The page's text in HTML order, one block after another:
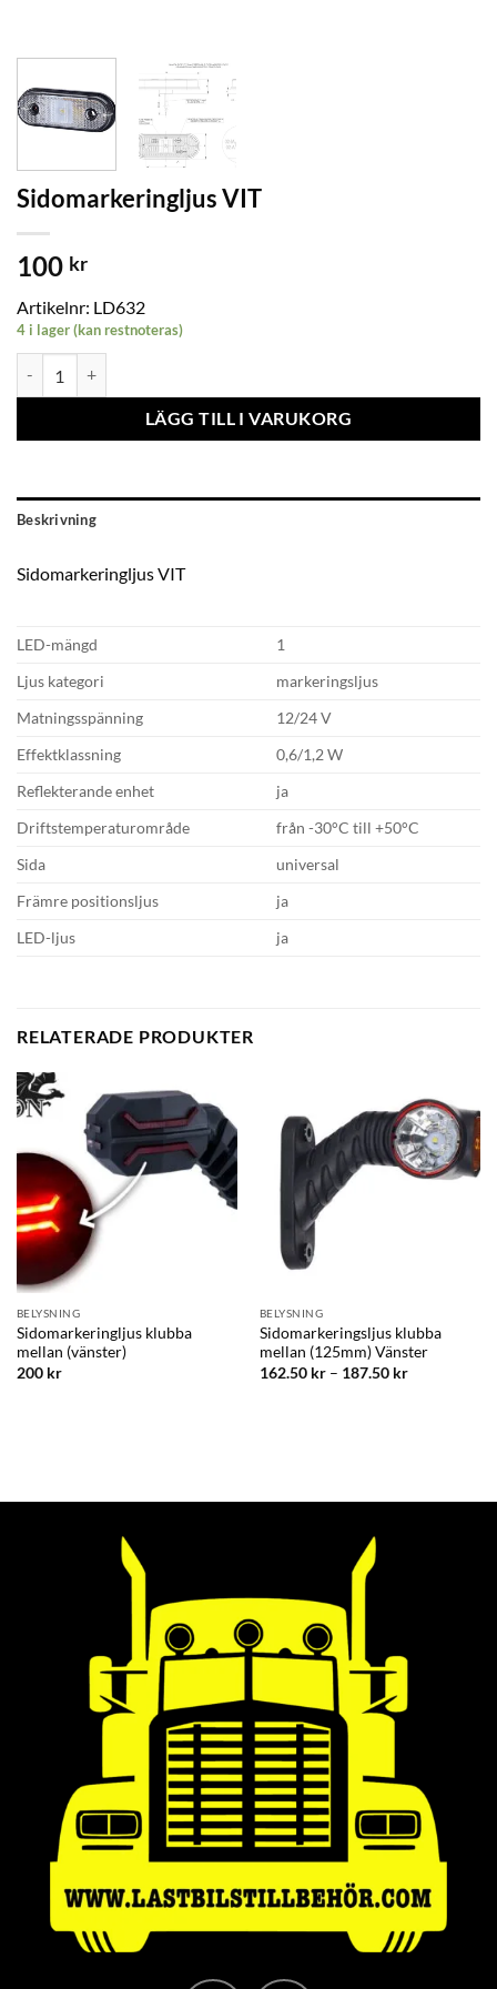
Sidomarkeringljus VIT
100 kr
Artikelnr: LD632
4 i lager (kan restnoteras)
LÄGG TILL I VARUKORG
Beskrivning
Sidomarkeringljus VIT
LED-mängd
1
Ljus kategori
markeringsljus
Matningsspänning
12/24 V
Effektklassning
0,6/1,2 W
Reflekterande enhet
ja
Driftstemperaturområde
från -30°C till +50°C
Sida
universal
Främre positionsljus
ja
LED-ljus
ja
RELATERADE PRODUKTER
BELYSNING
Sidomarkeringljus klubba
mellan (vänster)
200 kr
BELYSNING
Sidomarkeringsljus klubba
mellan (125mm) Vänster
162.50 kr– 187.50 kr